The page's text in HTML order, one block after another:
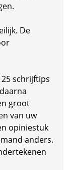
De
schrijftips
groot
van uw
opiniestuk
anders.